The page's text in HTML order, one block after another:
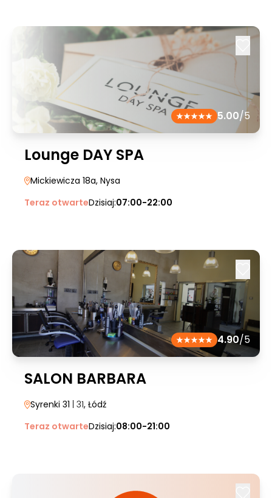
5.00/5
Lounge DAY SPA
Mickiewicza 18a, Nysa
Teraz otwarteDzisiaj:07:00-22:00
4.90/5
SALON BARBARA
Syrenki 31 | 31, Łódź
Teraz otwarteDzisiaj:08:00-21:00